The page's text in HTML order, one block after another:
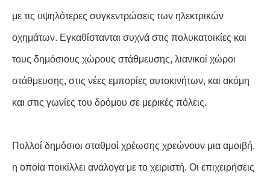
με τις υψηλότερες συγκεντρώσεις των ηλεκτρικών
οχημάτων. Εγκαθίστανται συχνά στις πολυκατοικίες και
τους δημόσιους χώρους στάθμευσης, λιανικοί χώροι
στάθμευσης, στις νέες εμπορίες αυτοκινήτων, και ακόμη
και στις γωνίες του δρόμου σε μερικές πόλεις.
Πολλοί δημόσιοι σταθμοί χρέωσης χρεώνουν μια αμοιβή,
η οποία ποικίλλει ανάλογα με το χειριστή. Οι επιχειρήσεις